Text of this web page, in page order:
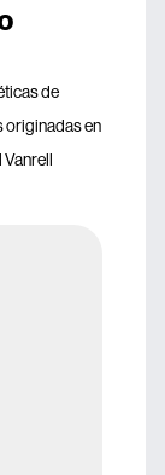
de
originadas en
Vanrell